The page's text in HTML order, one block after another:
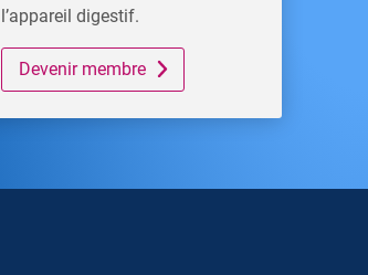
l’appareil digestif.
Devenir membre